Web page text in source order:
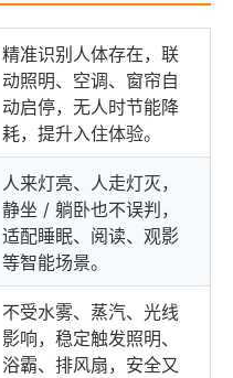
精准识别人体存在，联
动照明、空调、窗帘自
动启停，无人时节能降
耗，提升入住体验。
人来灯亮、人走灯灭，
静坐 / 躺卧也不误判，
适配睡眠、阅读、观影
等智能场景。
不受水雾、蒸汽、光线
影响，稳定触发照明、
浴霸、排风扇，安全又